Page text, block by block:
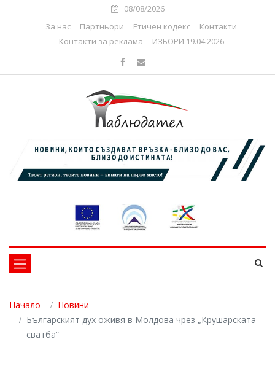
08/08/2026
За нас
Партньори Етичен кодекс
Контакти
Контакти за реклама
ИЗБОРИ 19.04.2026
Начало
Новини
Българският дух оживя в Молдова чрез „Крушарската
сватба“